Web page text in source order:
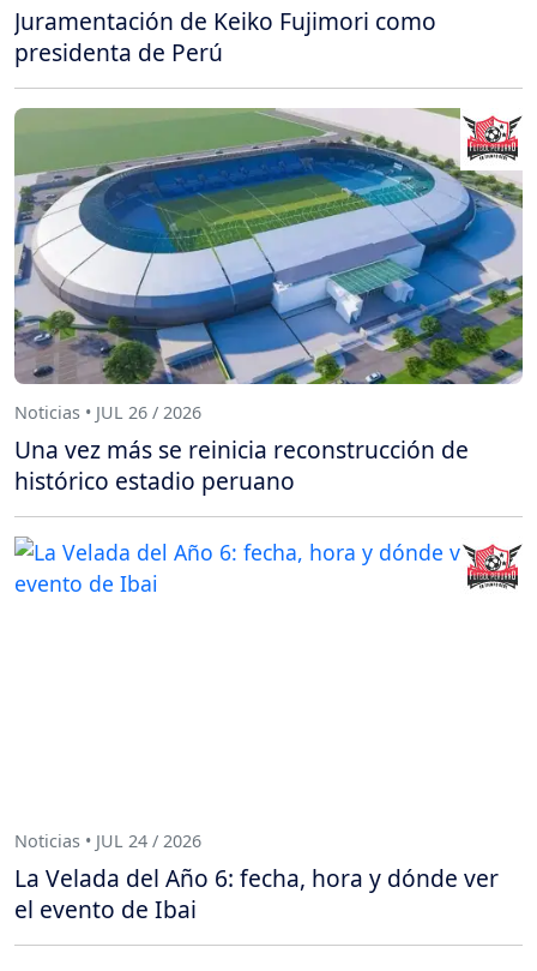
Juramentación de Keiko Fujimori como
presidenta de Perú
Noticias • JUL 26 / 2026
Una vez más se reinicia reconstrucción de
histórico estadio peruano
Noticias • JUL 24 / 2026
La Velada del Año 6: fecha, hora y dónde ver
el evento de Ibai